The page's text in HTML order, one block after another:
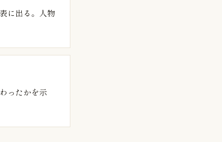
に出る。人物
ったかを示